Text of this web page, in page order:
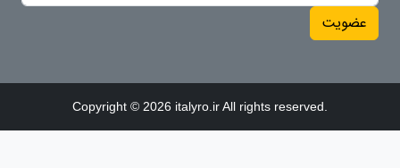
عضویت
Copyright © 2026 italyro.ir All rights reserved.